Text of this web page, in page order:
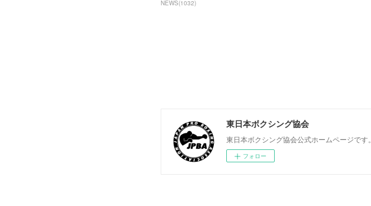
NEWS(1032)
東日本ボクシング協会
東日本ボクシング協会公式ホームページです。
フォロー